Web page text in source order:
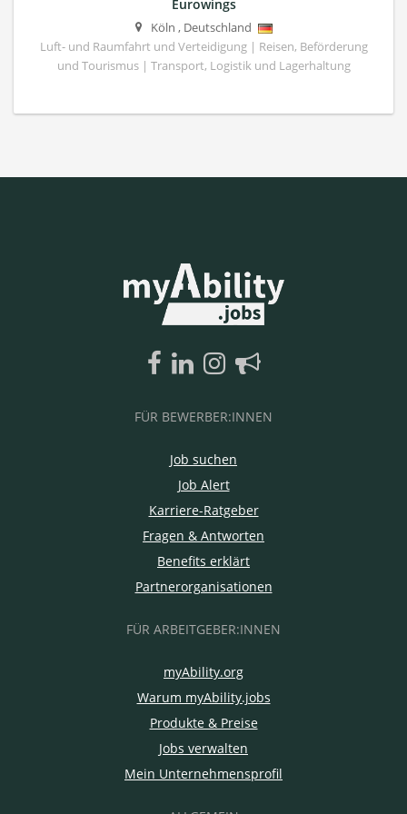
Eurowings
Köln , Deutschland
Luft- und Raumfahrt und Verteidigung | Reisen, Beförderung
und Tourismus | Transport, Logistik und Lagerhaltung
FÜR BEWERBER:INNEN
Job suchen
Job Alert
Karriere-Ratgeber
Fragen & Antworten
Benefits erklärt
Partnerorganisationen
FÜR ARBEITGEBER:INNEN
myAbility.org
Warum myAbility.jobs
Produkte & Preise
Jobs verwalten
Mein Unternehmensprofil